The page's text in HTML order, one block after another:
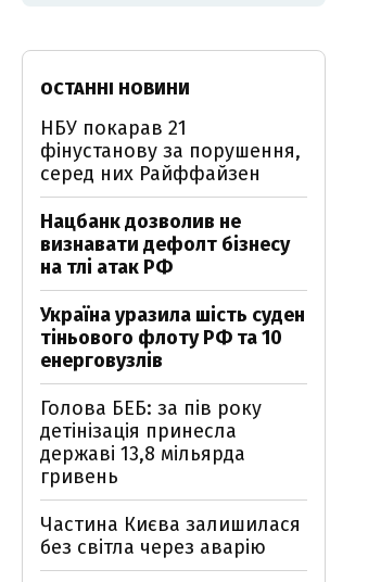
ОСТАННІ НОВИНИ
НБУ покарав 21
фінустанову за порушення,
серед них Райффайзен
Нацбанк дозволив не
визнавати дефолт бізнесу
на тлі атак РФ
Україна уразила шість суден
тіньового флоту РФ та 10
енерговузлів
Голова БЕБ: за пів року
детінізація принесла
державі 13,8 мільярда
гривень
Частина Києва залишилася
без світла через аварію